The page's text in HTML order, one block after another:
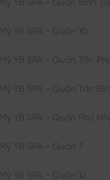
YB SPA - Quận 10
YB SPA - Quận Tân Phú
YB SPA - Quận Tân Bình
YB SPA - Quận Phú
YB SPA - Quận 7
YB SPA - Quận 12